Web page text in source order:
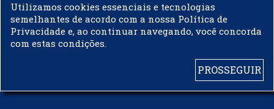
CNPE veda importação de biodiesel
Utilizamos cookies essenciais e tecnologias
semelhantes de acordo com a nossa Política de
Privacidade e, ao continuar navegando, você concorda
com estas condições.
PROSSEGUIR